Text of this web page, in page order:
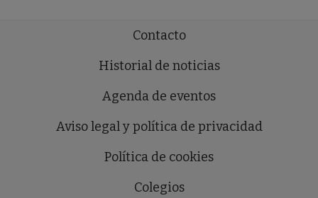
Contacto
Historial de noticias
Agenda de eventos
Aviso legal y política de privacidad
Política de cookies
Colegios